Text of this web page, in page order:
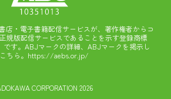
店・電子書籍配信サービスが、著作権者からコ
規版配信サービスであることを示す登録商標
です。ABJマークの詳細、ABJマークを掲示し
ちら。 https://aebs.or.jp/
CORPORATION 2026